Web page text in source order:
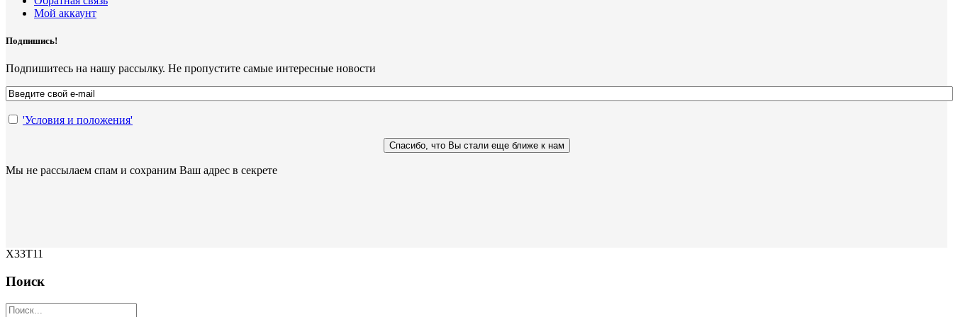
Мой аккаунт
Подпишись!
Подпишитесь на нашу рассылку. Не пропустите самые интересные новости
'Условия и положения'
Мы не рассылаем спам и сохраним Ваш адрес в секрете
X33T11
Поиск